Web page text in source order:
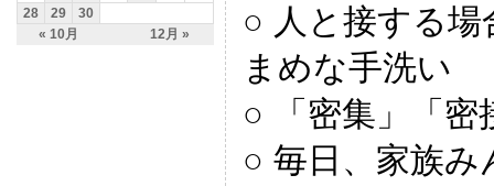
« 10月 12月 »
28
29 30
○ 人と接する
まめな手洗い
○ 「密集」「密
○ 毎日、家族